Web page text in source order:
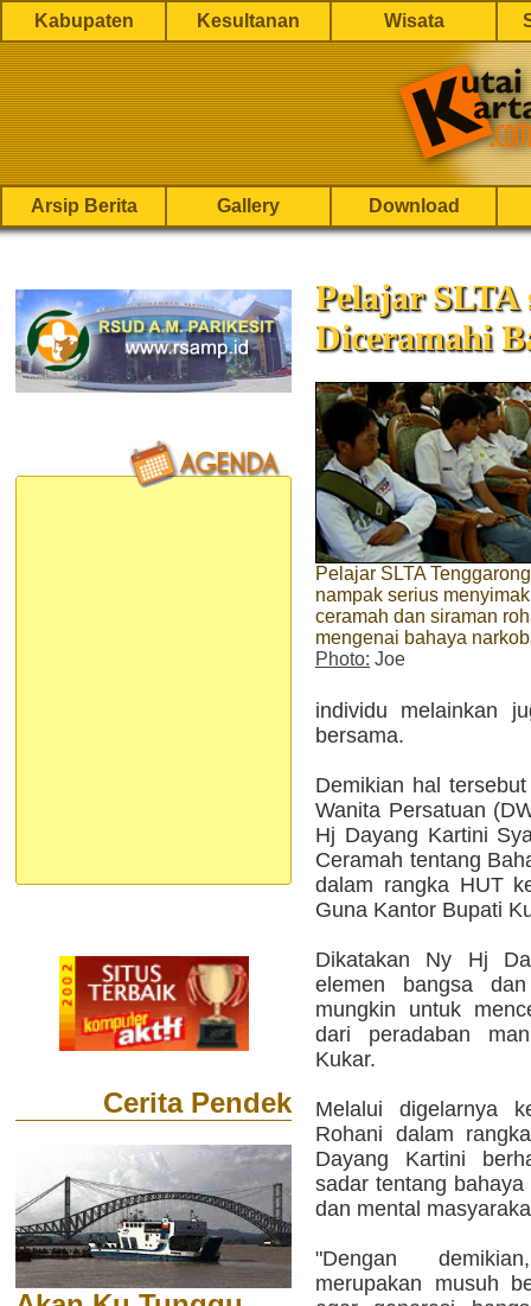
Kabupaten Kesultanan Wisata
Arsip Berita Gallery Download
Cerita Pendek
Pelajar SLTA
Diceramahi
Pelajar SLTA Tenggarong
nampak serius menyimak
ceramah dan siraman
mengenai bahaya
Photo: Joe
individu melainkan
bersama.
Demikian hal
Wanita Persatuan
Hj Dayang Kartini
Ceramah tentang
dalam rangka HUT
Guna Kantor Bupati
Dikatakan Ny Hj
elemen bangsa
mungkin untuk
dari peradaban
Kukar.
Melalui digelarnya
Rohani dalam
Dayang Kartini
sadar tentang
dan mental
"Dengan
merupakan musuh